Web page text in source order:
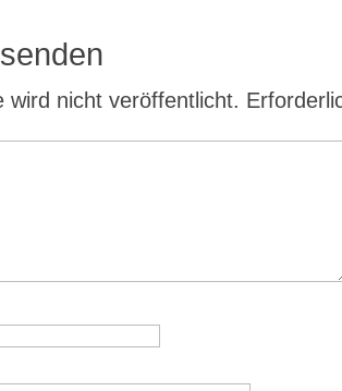
wird nicht veröffentlicht.